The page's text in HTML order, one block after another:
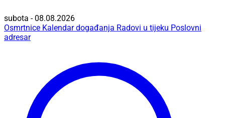
subota - 08.08.2026
Osmrtnice Kalendar događanja Radovi u tijeku Poslovni
adresar